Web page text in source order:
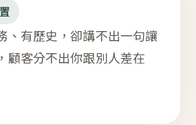
、有歷史，卻講不出一句讓
顧客分不出你跟別人差在